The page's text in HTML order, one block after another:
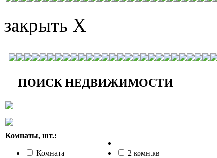
закрыть X
ПОИСК НЕДВИЖИМОСТИ
Комнаты, шт.:
Комната
2 комн.кв